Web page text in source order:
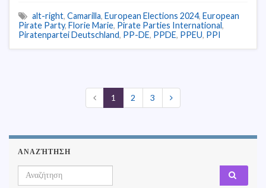
alt-right, Camarilla, European Elections 2024, European
Pirate Party, Florie Marie, Pirate Parties International,
Piratenpartei Deutschland, PP-DE, PPDE, PPEU, PPI
1 2 3
ΑΝΑΖΉΤΗΣΗ
Search for: